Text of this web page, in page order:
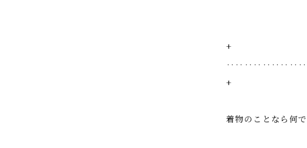
+
+
着物のことなら何